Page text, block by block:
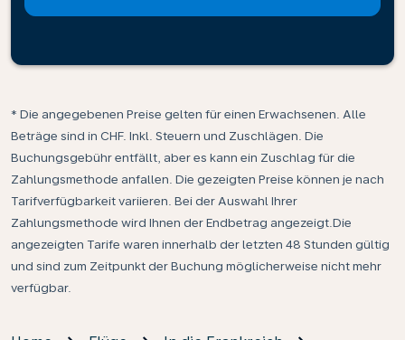
* Die angegebenen Preise gelten für einen Erwachsenen. Alle
Beträge sind in CHF. Inkl. Steuern und Zuschlägen. Die
Buchungsgebühr entfällt, aber es kann ein Zuschlag für die
Zahlungsmethode anfallen. Die gezeigten Preise können je nach
Tarifverfügbarkeit variieren. Bei der Auswahl Ihrer
Zahlungsmethode wird Ihnen der Endbetrag angezeigt.Die
angezeigten Tarife waren innerhalb der letzten 48 Stunden gültig
und sind zum Zeitpunkt der Buchung möglicherweise nicht mehr
verfügbar.